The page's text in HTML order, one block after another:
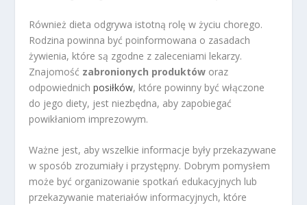
Również dieta odgrywa istotną rolę w życiu chorego.
Rodzina powinna być poinformowana o zasadach
żywienia, które są zgodne z zaleceniami lekarzy.
Znajomość zabronionych produktów oraz
odpowiednichposiłków, które powinny być włączone
do jego diety, jest niezbędna, aby zapobiegać
powikłaniom imprezowym.
Ważne jest, aby wszelkie informacje były przekazywane
w sposób zrozumiały i przystępny. Dobrym pomysłem
może być organizowanie spotkań edukacyjnych lub
przekazywanie materiałów informacyjnych, które